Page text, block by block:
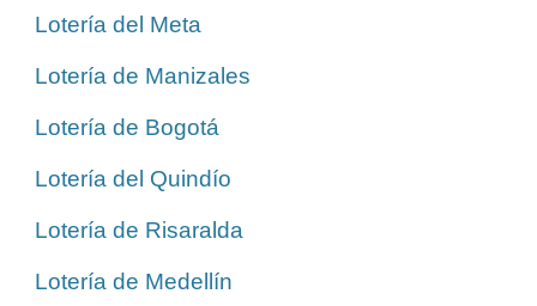
Lotería del Meta
Lotería de Manizales
Lotería de Bogotá
Lotería del Quindío
Lotería de Risaralda
Lotería de Medellín